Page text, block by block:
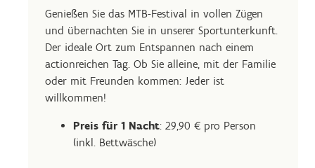
Genießen Sie das MTB-Festival in vollen Zügen
und übernachten Sie in unserer Sportunterkunft.
Der ideale Ort zum Entspannen nach einem
actionreichen Tag. Ob Sie alleine, mit der Familie
oder mit Freunden kommen: Jeder ist
willkommen!
Preis für 1 Nacht: 29,90 € pro Person
(inkl. Bettwäsche)